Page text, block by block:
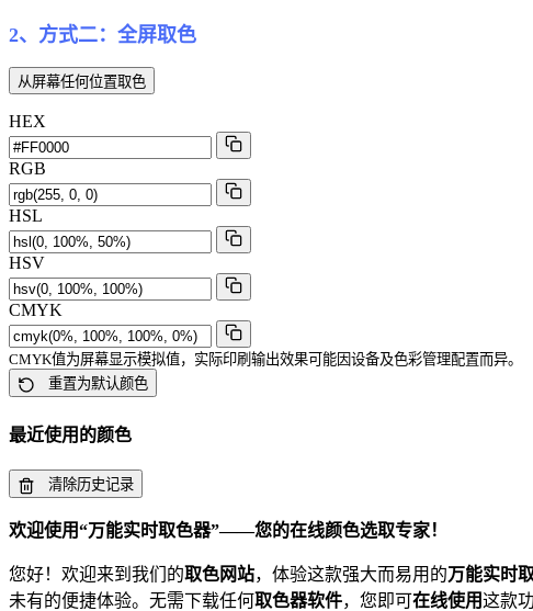
2、方式二：全屏取色
从屏幕任何位置取色
HEX
RGB
HSL
HSV
CMYK
CMYK值为屏幕显示模拟值，实际印刷输出效果可能因设备及色彩管理配置而异。
重置为默认颜色
最近使用的颜色
清除历史记录
欢迎使用“万能实时取色器”——您的在线颜色选取专家！
您好！欢迎来到我们的取色网站，体验这款强大而易用的万能实时
未有的便捷体验。无需下载任何取色器软件，您即可在线使用这款